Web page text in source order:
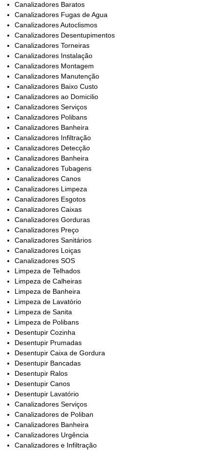
Canalizadores Baratos
Canalizadores Fugas de Agua
Canalizadores Autoclismos
Canalizadores Desentupimentos
Canalizadores Torneiras
Canalizadores Instalação
Canalizadores Montagem
Canalizadores Manutenção
Canalizadores Baixo Custo
Canalizadores ao Domicilio
Canalizadores Serviços
Canalizadores Polibans
Canalizadores Banheira
Canalizadores Infiltração
Canalizadores Detecção
Canalizadores Banheira
Canalizadores Tubagens
Canalizadores Canos
Canalizadores Limpeza
Canalizadores Esgotos
Canalizadores Caixas
Canalizadores Gorduras
Canalizadores Preço
Canalizadores Sanitários
Canalizadores Loiças
Canalizadores SOS
Limpeza de Telhados
Limpeza de Calheiras
Limpeza de Banheira
Limpeza de Lavatório
Limpeza de Sanita
Limpeza de Polibans
Desentupir Cozinha
Desentupir Prumadas
Desentupir Caixa de Gordura
Desentupir Bancadas
Desentupir Ralos
Desentupir Canos
Desentupir Lavatório
Canalizadores Serviços
Canalizadores de Poliban
Canalizadores Banheira
Canalizadores Urgência
Canalizadores e Infiltração